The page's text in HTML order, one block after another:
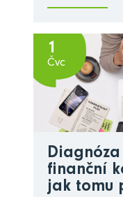
1
Čvc
Diagnóza
finanční
jak tomu